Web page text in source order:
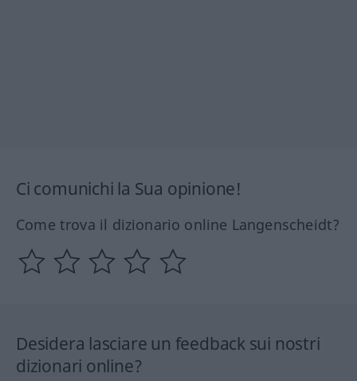
Ci comunichi la Sua opinione!
Come trova il dizionario online Langenscheidt?
Desidera lasciare un feedback sui nostri
dizionari online?